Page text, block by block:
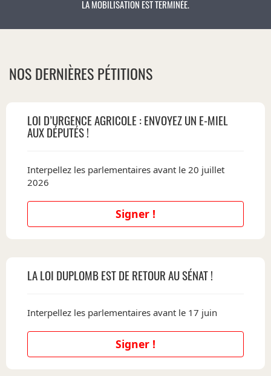
LA MOBILISATION EST TERMINÉE.
NOS DERNIÈRES PÉTITIONS
LOI D’URGENCE AGRICOLE : ENVOYEZ UN E-MIEL
AUX DÉPUTÉS !
Interpellez les parlementaires avant le 20 juillet
2026
Signer !
LA LOI DUPLOMB EST DE RETOUR AU SÉNAT !
Interpellez les parlementaires avant le 17 juin
Signer !